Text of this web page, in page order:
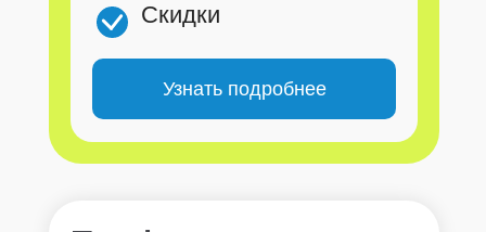
Узнать подробнее
Скидки